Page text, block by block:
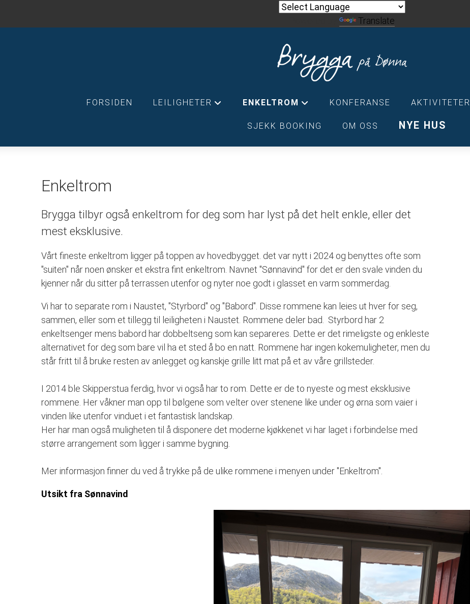
FORSIDEN LEILIGHETER ENKELTROM KONFERANSE AKTIVITETER
SJEKK BOOKING OM OSS NYE HUS
Enkeltrom
Brygga tilbyr også enkeltrom for deg som har lyst på det helt enkle, eller det
mest eksklusive.
Vårt fineste enkeltrom ligger på toppen av hovedbygget. det var nytt i 2024 og benyttes ofte som
"suiten" når noen ønsker et ekstra fint enkeltrom. Navnet "Sønnavind" for det er den svale vinden du
kjenner når du sitter på terrassen utenfor og nyter noe godt i glasset en varm sommerdag.
Vi har to separate rom i Naustet, "Styrbord" og "Babord". Disse rommene kan leies ut hver for seg,
sammen, eller som et tillegg til leiligheten i Naustet. Rommene deler bad. Styrbord har 2
enkeltsenger mens babord har dobbeltseng som kan separeres. Dette er det rimeligste og enkleste
alternativet for deg som bare vil ha et sted å bo en natt. Rommene har ingen kokemuligheter, men du
står fritt til å bruke resten av anlegget og kanskje grille litt mat på et av våre grillsteder.
I 2014 ble Skipperstua ferdig, hvor vi også har to rom. Dette er de to nyeste og mest eksklusive
rommene. Her våkner man opp til bølgene som velter over stenene like under og ørna som vaier i
vinden like utenfor vinduet i et fantastisk landskap.
Her har man også muligheten til å disponere det moderne kjøkkenet vi har laget i forbindelse med
større arrangement som ligger i samme bygning.
Mer informasjon finner du ved å trykke på de ulike rommene i menyen under "Enkeltrom".
Utsikt fra Sønnavind
Translate